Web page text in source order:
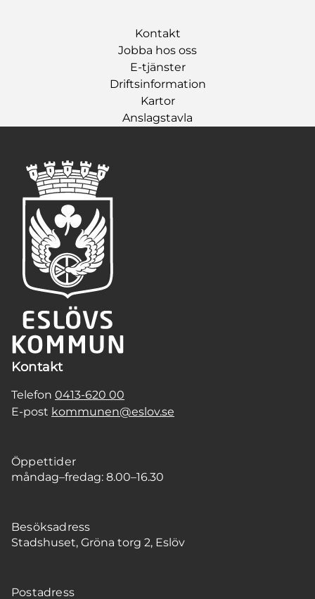
Kontakt
Jobba hos oss
E-tjänster
Driftsinformation
Kartor
Anslagstavla
Kontakt
Telefon 0413-620 00
E-post kommunen@eslov.se
Öppettider
måndag–fredag: 8.00–16.30
Besöksadress
Stadshuset, Gröna torg 2, Eslöv
Postadress